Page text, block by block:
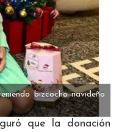
bizcocho navideño
que la donación